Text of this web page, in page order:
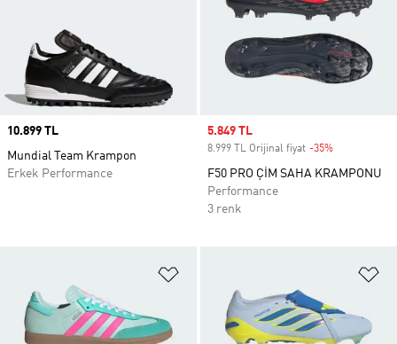
Price
10.899 TL
Mundial Team Krampon
Erkek Performance
Sale price
5.849 TL
8.999 TL Orijinal fiyat -35%
F50 PRO ÇİM SAHA KRAMPONU
Performance
3 renk